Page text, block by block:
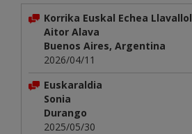
Korrika Euskal Echea Llavallol
Aitor Alava
Buenos Aires, Argentina
2026/04/11
Euskaraldia
Sonia
Durango
2025/05/30